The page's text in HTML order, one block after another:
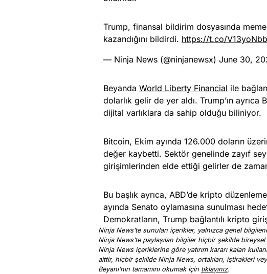
Trump, finansal bildirim dosyasında
kazandığını bildirdi. https://t.co/
— Ninja News (@ninjanewsx) June 30,
Beyanda World Liberty Financial ile
dolarlık gelir de yer aldı. Trump’ın
dijital varlıklara da sahip olduğu biliniyor.
Bitcoin, Ekim ayında 126.000 doların
değer kaybetti. Sektör genelinde zayıf
girişimlerinden elde ettiği gelirler de
Bu başlık ayrıca, ABD’de kripto
ayında Senato oylamasına sunulması
Demokratların, Trump bağlantılı kripto
Ninja News’te sunulan içerikler, yalnızca genel
Ninja News’te paylaşılan bilgiler hiçbir şekilde bireysel
Ninja News içeriklerine göre yatırım kararı kalan
aittir, hiçbir şekilde Ninja News, ortakları, iştirakleri
Beyanı’nın tamamını okumak için tıklayınız.